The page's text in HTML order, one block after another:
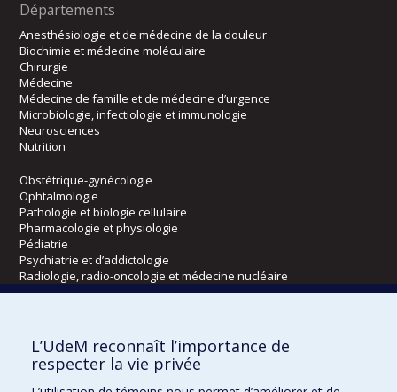
Départements
Anesthésiologie et de médecine de la douleur
Biochimie et médecine moléculaire
Chirurgie
Médecine
Médecine de famille et de médecine d’urgence
Microbiologie, infectiologie et immunologie
Neurosciences
Nutrition
Obstétrique-gynécologie
Ophtalmologie
Pathologie et biologie cellulaire
Pharmacologie et physiologie
Pédiatrie
Psychiatrie et d’addictologie
Radiologie, radio-oncologie et médecine nucléaire
Écoles
Kinésiologie et des sciences de l’activité physique
Orthophonie et audiologie
L’UdeM reconnaît l’importance de
respecter la vie privée